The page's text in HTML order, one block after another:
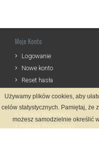
Moje Konto
Logowanie
Nowe konto
Reset hasła
Informacje
Używamy plików cookies, aby
celów statystycznych. Pamiętaj, że
możesz samodzielnie określić